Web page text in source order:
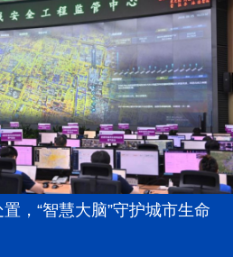
，“智慧大脑”守护城市生命